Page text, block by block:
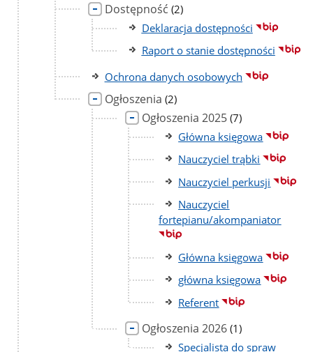
Dostępność liczba
podstron
(2)
Deklaracja dostępności
Raport o stanie dostępności
Ochrona danych osobowych
Ogłoszenia liczba
podstron
(2)
Ogłoszenia 2025 liczba
podstron
(7)
Główna księgowa
Nauczyciel trąbki
Nauczyciel perkusji
Nauczyciel
fortepianu/akompaniator
Główna księgowa
główna księgowa
Referent
Ogłoszenia 2026 liczba
podstron
(1)
Specjalista do spraw